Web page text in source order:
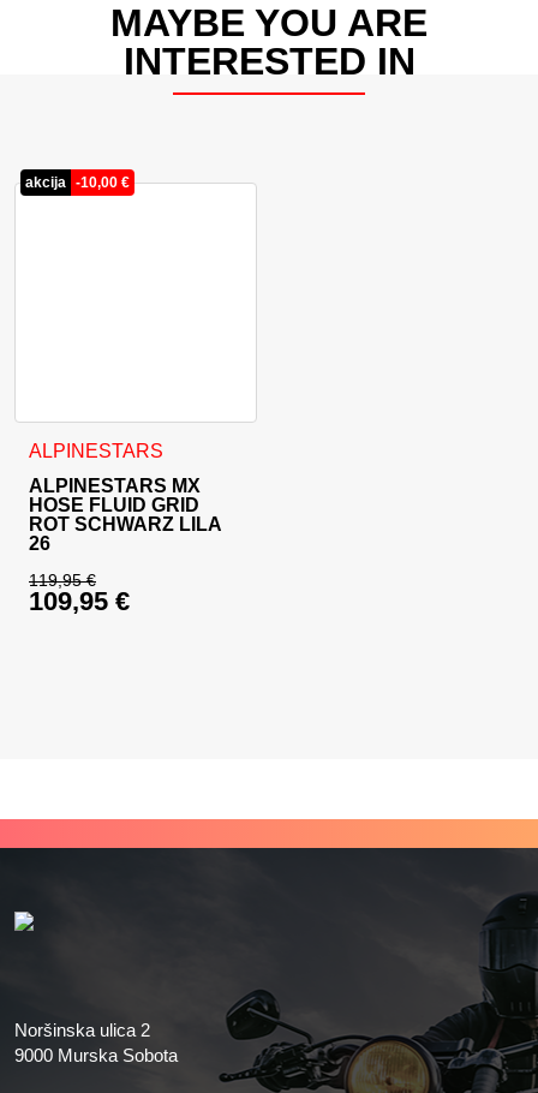
MAYBE YOU ARE
INTERESTED IN
akcija -10,00 €
ALPINESTARS
ALPINESTARS MX
HOSE FLUID GRID
ROT SCHWARZ LILA
26
119,95€
Ursprünglicher Preis war: 119,95 €
109,95 €
Dieses Produkt weist mehrere Varianten auf. Die Optionen
Noršinska ulica 2
9000 Murska Sobota